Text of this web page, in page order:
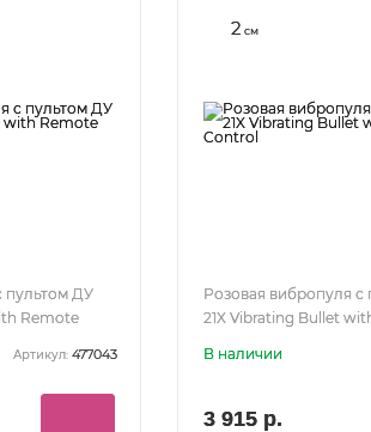
пультом ДУ
Remote
Артикул: 477043
2 см
Розовая вибропуля с
21X Vibrating Bullet
В наличии
3 915 р.